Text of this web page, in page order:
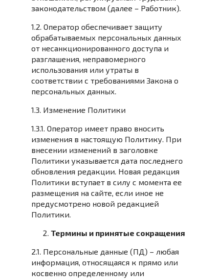
законодательством (далее – Работник).
1.2. Оператор обеспечивает защиту
обрабатываемых персональных данных
от несанкционированного доступа и
разглашения, неправомерного
использования или утраты в
соответствии с требованиями Закона о
персональных данных.
1.3. Изменение Политики
1.3.1. Оператор имеет право вносить
изменения в настоящую Политику. При
внесении изменений в заголовке
Политики указывается дата последнего
обновления редакции. Новая редакция
Политики вступает в силу с момента ее
размещения на сайте, если иное не
предусмотрено новой редакцией
Политики.
Термины и принятые сокращения
2.1. Персональные данные (ПД) – любая
информация, относящаяся к прямо или
косвенно определенному или